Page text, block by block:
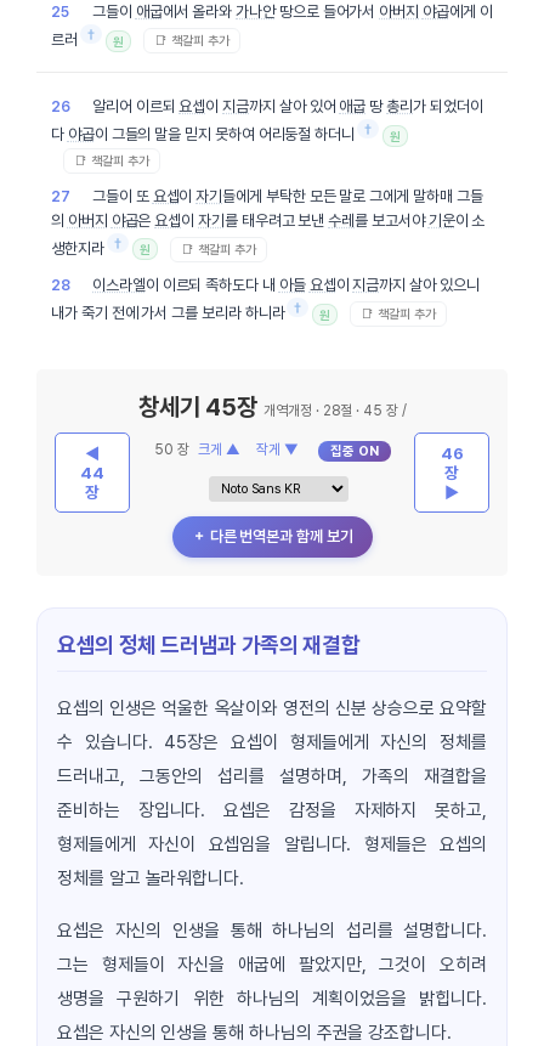
25 그들이 애굽에서 올라와가나안땅으로 들어가서 아버지 야곱에게 이
르러
† 원 📑 책갈피 추가
26 알리어 이르되요셉이지금까지 살아 있어 애굽 땅총리 가 되었더이
다 야곱이 그들의 말을 믿지 못하여 어리둥절 하더니 † 원
📑 책갈피 추가
27 그들이 또 요셉이자기들에게 부탁한 모든 말로 그에게 말하매 그들
의 아버지 야곱은 요셉이자기를 태우려고 보낸수레를 보고서야기운이 소
생한지라 † 원 📑 책갈피 추가
28 이스라엘이 이르되 족하도다 내 아들 요셉이지금까지 살아 있으니
내가 죽기 전에 가서 그를 보리라 하니라 † 원 📑 책갈피 추가
◀
44
장
창세기 45장개역개정 · 28절 · 45 장 /
50 장 크게 ▲ 작게 ▼ 집중 ON
＋ 다른 번역본과 함께 보기
46
장
▶
요셉의 정체 드러냄과 가족의 재결합
요셉의 인생은 억울한 옥살이와 영전의 신분 상승으로 요약할
수 있습니다. 45장은 요셉이 형제들에게 자신의 정체를
드러내고, 그동안의 섭리를 설명하며, 가족의 재결합을
준비하는 장입니다. 요셉은 감정을 자제하지 못하고,
형제들에게 자신이 요셉임을 알립니다. 형제들은 요셉의
정체를 알고 놀라워합니다.
요셉은 자신의 인생을 통해 하나님의 섭리를 설명합니다.
그는 형제들이 자신을 애굽에 팔았지만, 그것이 오히려
생명을 구원하기 위한 하나님의 계획이었음을 밝힙니다.
요셉은 자신의 인생을 통해 하나님의 주권을 강조합니다.